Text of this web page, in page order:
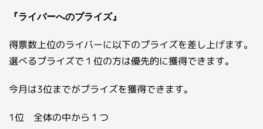
『ライバーへのプライズ』
得票数上位のライバーに以下のプライズを差し上げます。
選べるプライズで１位の方は優先的に獲得できます。
今月は3位までがプライズを獲得できます。
1位 全体の中から１つ